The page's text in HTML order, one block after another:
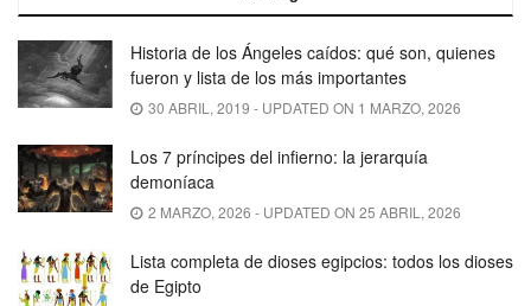
Historia de los Ángeles caídos: qué son, quienes
fueron y lista de los más importantes
30 ABRIL, 2019 - UPDATED ON 1 MARZO, 2026
Los 7 príncipes del infierno: la jerarquía
demoníaca
2 MARZO, 2026 - UPDATED ON 25 ABRIL, 2026
Lista completa de dioses egipcios: todos los dioses
de Egipto